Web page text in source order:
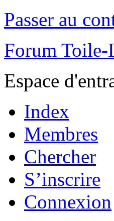
Passer au
Forum Toile-
Espace
Index
Membres
Chercher
S’inscrire
Connexion